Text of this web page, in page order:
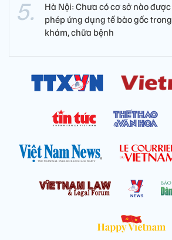
Hà Nội: Chưa có cơ sở nào được
phép ứng dụng tế bào gốc trong
khám, chữa bệnh